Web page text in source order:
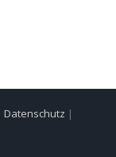
Datenschutz |